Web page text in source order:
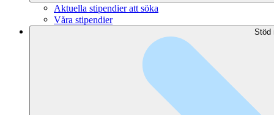
Aktuella stipendier att söka
Våra stipendier
Stöd